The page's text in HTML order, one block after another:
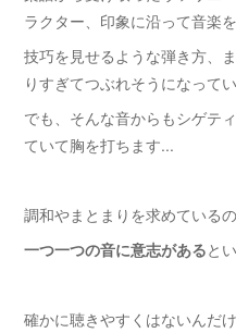
ラクター、印象に沿って音楽を
技巧を見せるような弾き方、
りすぎてつぶれそうになって
でも、そんな音からもシゲテ
ていて胸を打ちます...
調和やまとまりを求めているの
一つ一つの音に意志があると
確かに聴きやすくはないんだけ